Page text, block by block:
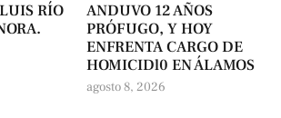
RÍO
ANDUVO 12 AÑOS
PRÓFUGO, Y HOY
ENFRENTA CARGO DE
HOMICIDl0 EN ÁLAMOS
agosto 8, 2026